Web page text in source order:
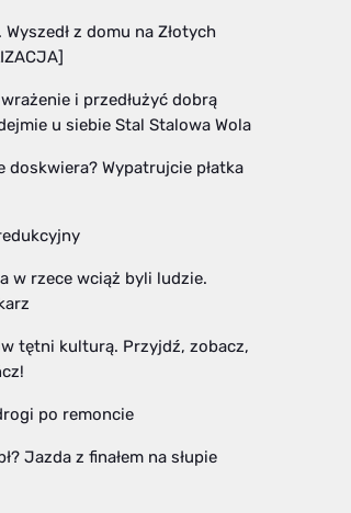
z domu na Złotych
i przedłużyć dobrą
u siebie Stal Stalowa Wola
doskwiera? Wypatrujcie płatka
w rzece wciąż byli ludzie.
tętni kulturą. Przyjdź, zobacz,
po remoncie
Jazda z finałem na słupie